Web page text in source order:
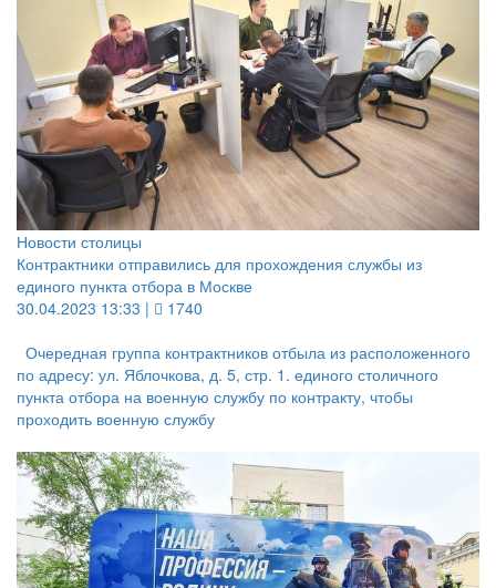
Новости столицы
Контрактники отправились для прохождения службы из
единого пункта отбора в Москве
30.04.2023 13:33 |
1740
Очередная группа контрактников отбыла из расположенного
по адресу: ул. Яблочкова, д. 5, стр. 1. единого столичного
пункта отбора на военную службу по контракту, чтобы
проходить военную службу